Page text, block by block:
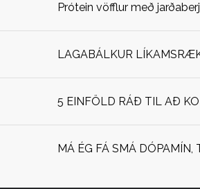
Prótein vöfflur með
LAGABÁLKUR
5 EINFÖLD RÁÐ TIL AÐ
MÁ ÉG FÁ SMÁ DÓPAMÍN,